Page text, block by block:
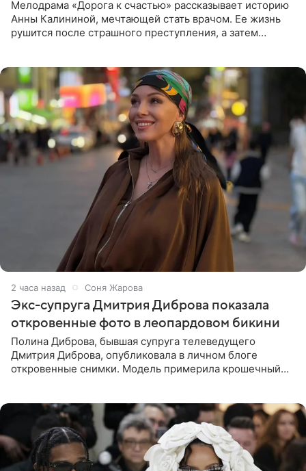
Мелодрама «Дорога к счастью» рассказывает историю
Анны Калининой, мечтающей стать врачом. Ее жизнь
рушится после страшного преступления, а затем
2 часа назад Соня Жарова
Экс-супруга Дмитрия Диброва показала
откровенные фото в леопардовом бикини
Полина Диброва, бывшая супруга телеведущего
Дмитрия Диброва, опубликовала в личном блоге
откровенные снимки. Модель примерила крошечный